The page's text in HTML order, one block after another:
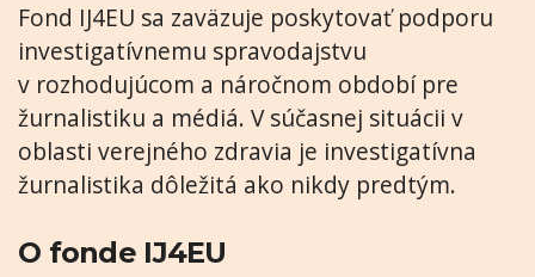
Fond IJ4EU sa zaväzuje poskytovať podporu
investigatívnemu spravodajstvu
v rozhodujúcom a náročnom období pre
žurnalistiku a médiá. V súčasnej situácii v
oblasti verejného zdravia je investigatívna
žurnalistika dôležitá ako nikdy predtým.
O fonde IJ4EU